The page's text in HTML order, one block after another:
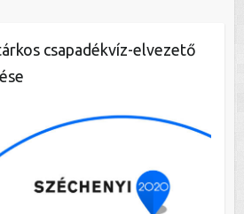
csapadékvíz-elvezető